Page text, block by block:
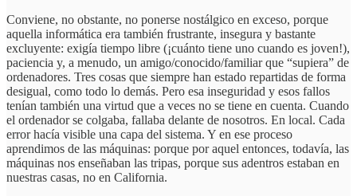
Conviene, no obstante, no ponerse nostálgico en exceso, porque
aquella informática era también frustrante, insegura y bastante
excluyente: exigía tiempo libre (¡cuánto tiene uno cuando es joven!),
paciencia y, a menudo, un amigo/conocido/familiar que “supiera” de
ordenadores. Tres cosas que siempre han estado repartidas de forma
desigual, como todo lo demás. Pero esa inseguridad y esos fallos
tenían también una virtud que a veces no se tiene en cuenta. Cuando
el ordenador se colgaba, fallaba delante de nosotros. En local. Cada
error hacía visible una capa del sistema. Y en ese proceso
aprendimos de las máquinas: porque por aquel entonces, todavía, las
máquinas nos enseñaban las tripas, porque sus adentros estaban en
nuestras casas, no en California.